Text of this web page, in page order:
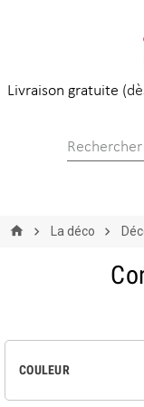
Livraison gratuite
La déco
COULEUR